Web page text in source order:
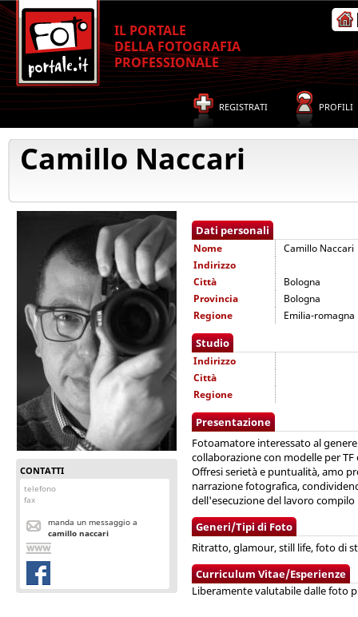
IL PORTALE
DELLA FOTOGRAFIA
PROFESSIONALE
REGISTRATI PROFILI
Camillo Naccari
CONTATTI
telefono
fax
manda un messaggio a
camillo naccari
Dati personali
Nome
Camillo Naccari
Indirizzo
Città
Bologna
Provincia
Bologna
Regione
Emilia-romagna
Studio
Indirizzo
Città
Regione
Presentazione
Fotoamatore interessato al
collaborazione con modelle per TF
Offresi serietà e puntualità, amo
narrazione fotografica,
dell'esecuzione del lavoro
Generi/Tipi di Foto
Ritratto, glamour, still life, foto di
Curriculum Vitae/Esperienze
Liberamente valutabile dalle foto